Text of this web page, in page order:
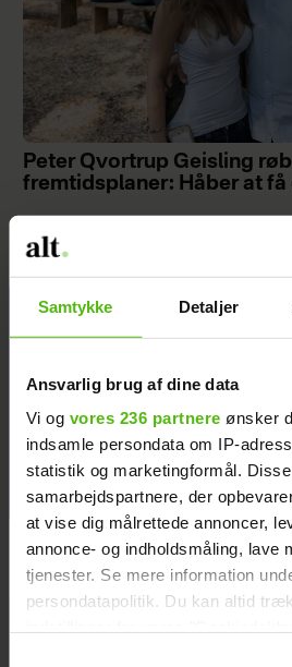
Samtykke Detaljer
Ansvarlig brug af dine data
Vi og vores 236 partnere ønsker
indsamle persondata om IP-
statistik og marketingformål.
samarbejdspartnere, der
at vise dig målrettede annoncer,
annonce- og indholdsmåling, lave
tjenester. Se mere information
persondatapolitik. Du kan altid
Peter Qvortrup Geisling
fremtidsplaner: Håber at få